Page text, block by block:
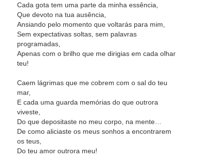
Cada gota tem uma parte da minha essência,
Que devoto na tua ausência,
Ansiando pelo momento que voltarás para mim,
Sem expectativas soltas, sem palavras
programadas,
Apenas com o brilho que me dirigias em cada olhar
teu!
Caem lágrimas que me cobrem com o sal do teu
mar,
E cada uma guarda memórias do que outrora
viveste,
Do que depositaste no meu corpo, na mente…
De como aliciaste os meus sonhos a encontrarem
os teus,
Do teu amor outrora meu!